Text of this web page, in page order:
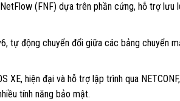
(FNF) dựa trên phần cứng, hỗ trợ lưu
tự động chuyển đổi giữa các bảng chuyển
XE, hiện đại và hỗ trợ lập trình qua
tính năng bảo mật.